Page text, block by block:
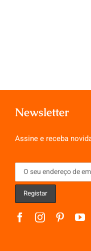
Newsletter
Assine e receba